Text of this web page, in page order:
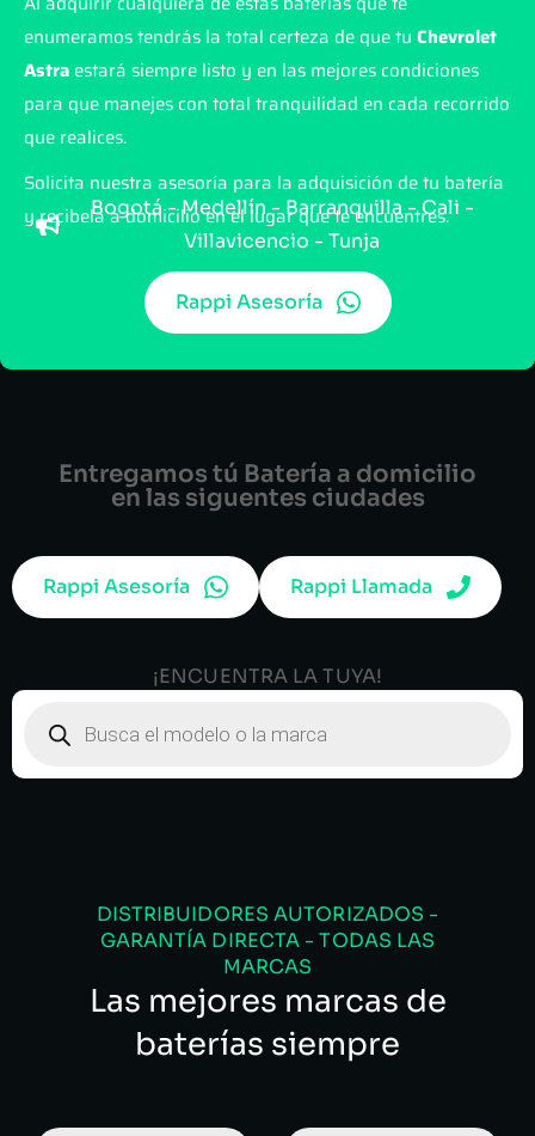
enumeramos tendrás la total certeza de que tu Chevrolet
Astra estará siempre listo y en las mejores condiciones
para que manejes con total tranquilidad en cada recorrido
que realices.
Solicita nuestra asesoría para la adquisición de tu batería
y recibela a domicilio en el lugar que te encuentres.
Rappi Asesoría
Entregamos tú Batería a domicilio
en las siguentes ciudades
Bogotá - Medellín - Barranquilla - Cali -
Villavicencio - Tunja
Rappi Asesoría Rappi Llamada
¡ENCUENTRA LA TUYA!
DISTRIBUIDORES AUTORIZADOS -
GARANTÍA DIRECTA - TODAS LAS
MARCAS
Las mejores marcas de
baterías siempre